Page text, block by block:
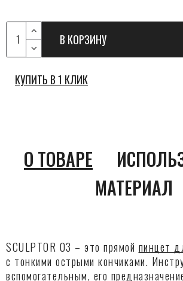
В КОРЗИНУ
КУПИТЬ В 1 КЛИК
О ТОВАРЕ
МАТЕРИАЛ
SCULPTOR 03 – это прямой пинцет
с тонкими острыми кончиками.
вспомогательным, его